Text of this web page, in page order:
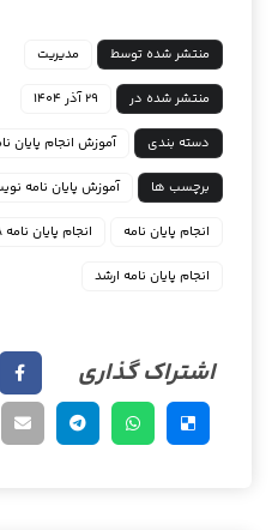
منتشر شده توسط مدیریت
منتشر شده در ۲۹ آذر ۱۴۰۴
دسته بندی آموزش انجام پایان
برچسب ها آموزش پایان نامه
انجام پایان نامه انجام پایان نامه MBA
انجام پایان نامه ارشد